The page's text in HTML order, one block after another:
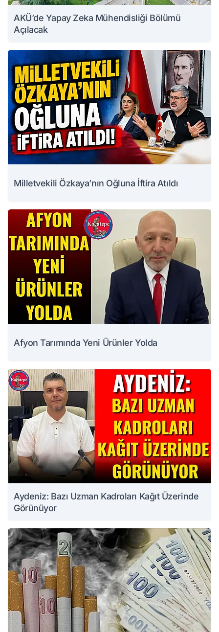
AKÜ’de Yapay Zeka Mühendisliği Bölümü
Açılacak
Milletvekili Özkaya’nın Oğluna İftira Atıldı
Afyon Tarımında Yeni Ürünler Yolda
Aydeniz: Bazı Uzman Kadroları Kağıt Üzerinde
Görünüyor